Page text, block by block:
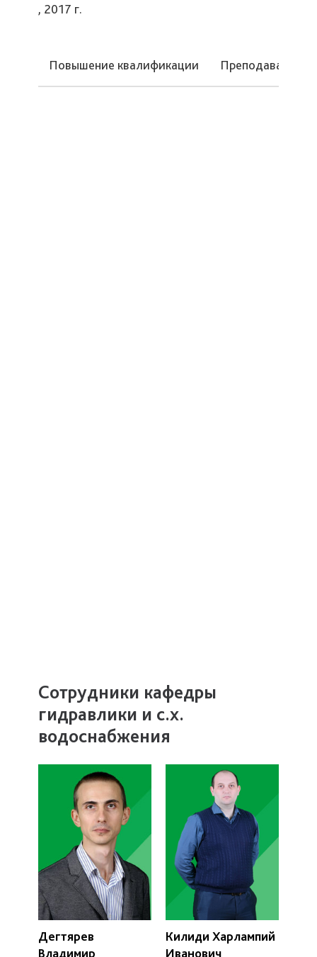
, 2017 г.
Повышение квалификации Преподаваемые
Сотрудники кафедры
гидравлики и с.х.
водоснабжения
Дегтярев
Владимир
Килиди Харлампий
Иванович